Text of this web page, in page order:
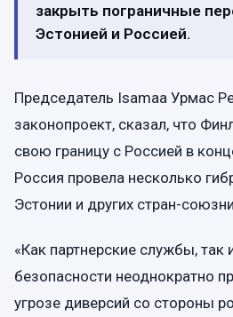
закрыть пограничные
Эстонией и Россией.
Председатель Isamaa Урмас
законопроект, сказал, что
свою границу с Россией в
Россия провела несколько
Эстонии и других стран-
«Как партнерские службы, так
безопасности неоднократно
угрозе диверсий со стороны